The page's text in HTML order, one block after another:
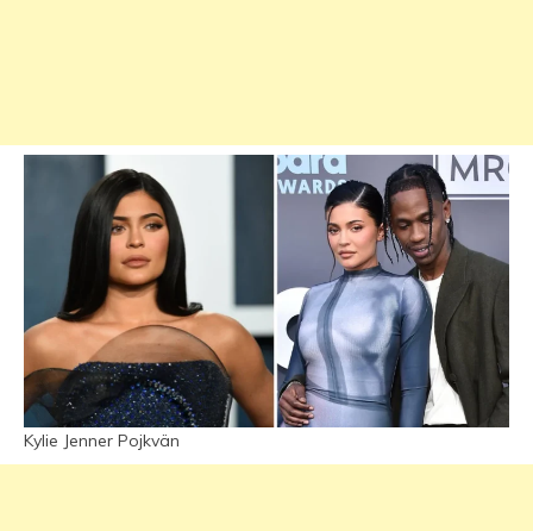
Kylie Jenner Pojkvän